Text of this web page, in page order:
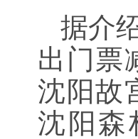
据介
出门票
沈阳故
沈阳森